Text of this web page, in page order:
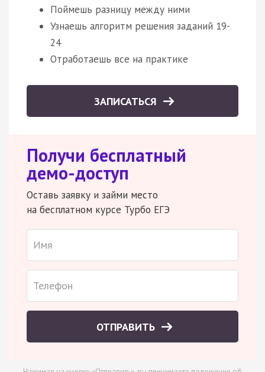
Поймешь разницу между ними
Узнаешь алгоритм решения заданий 19-
24
Отработаешь все на практике
ЗАПИСАТЬСЯ
Получи бесплатный
демо-доступ
Оставь заявку и займи место
на бесплатном курсе Турбо ЕГЭ
ОТПРАВИТЬ